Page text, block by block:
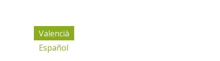
Valencià
Español